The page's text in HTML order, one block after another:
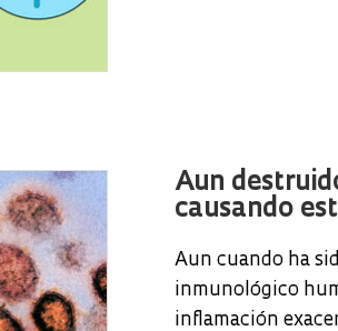
Aun
causando
Aun cuando ha
inmunológico
inflamación